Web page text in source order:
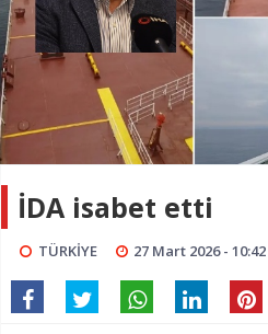
İDA isabet etti
TÜRKİYE 27 Mart 2026 - 10:42